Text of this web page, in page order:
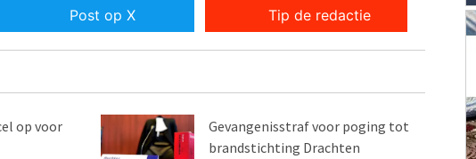
Post op X Tip de redactie
op voor
Gevangenisstraf voor poging tot
brandstichting Drachten